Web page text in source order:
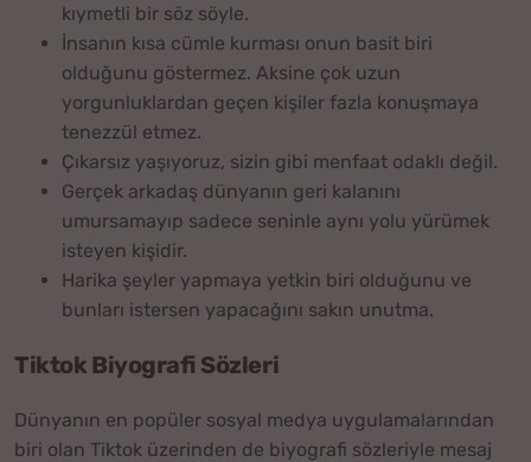
kıymetli bir söz söyle.
İnsanın kısa cümle kurması onun basit biri
olduğunu göstermez. Aksine çok uzun
yorgunluklardan geçen kişiler fazla konuşmaya
tenezzül etmez.
Çıkarsız yaşıyoruz, sizin gibi menfaat odaklı değil.
Gerçek arkadaş dünyanın geri kalanını
umursamayıp sadece seninle aynı yolu yürümek
isteyen kişidir.
Harika şeyler yapmaya yetkin biri olduğunu ve
bunları istersen yapacağını sakın unutma.
Tiktok Biyografi Sözleri
Dünyanın en popüler sosyal medya uygulamalarından
biri olan Tiktok üzerinden de biyografi sözleriyle mesaj